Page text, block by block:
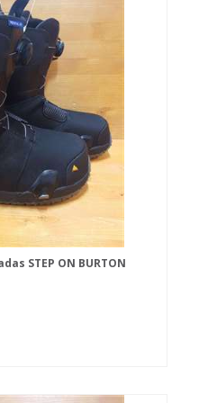
STEP ON BURTON